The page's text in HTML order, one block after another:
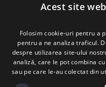
MĂ
Acest site
Folosim cookie-uri pentru a
pentru a ne analiza traficul.
despre utilizarea site-ului
analiză, care le pot combina
sau pe care le-au colectat din